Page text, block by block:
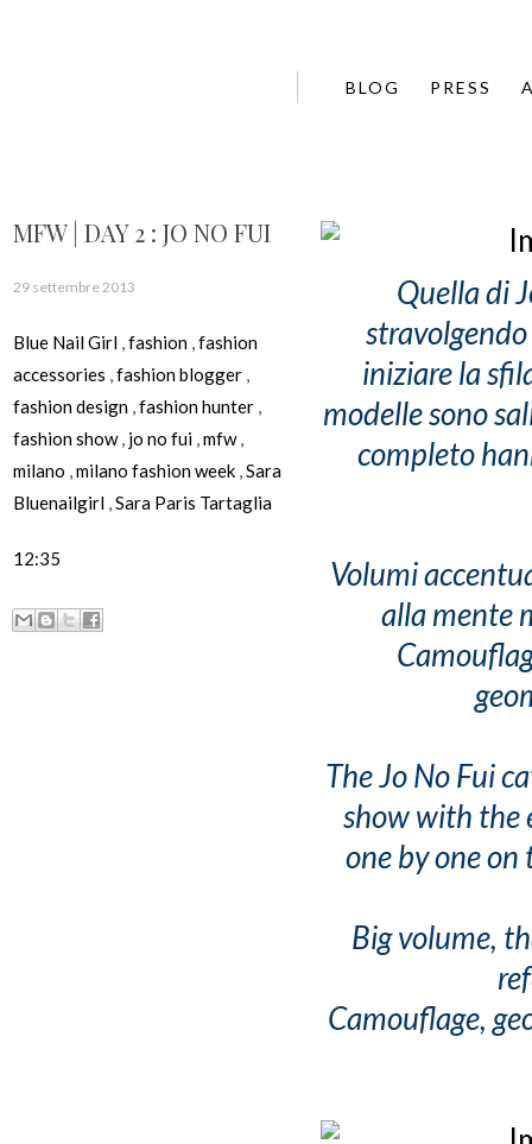
BLOG PRESS
MFW | DAY 2 : JO NO FUI
29 settembre 2013
Blue Nail Girl ,fashion ,fashion
accessories ,fashion blogger ,
fashion design ,fashion hunter ,
fashion show, jo no fui ,mfw,
milano ,milano fashion week ,Sara
Bluenailgirl ,Sara Paris Tartaglia
12:35
Quella di
iniziare la
modelle sono
completo
Volumi
alla mente
The Jo No Fui
show with the
one by one
Big volume,
Camouflage,